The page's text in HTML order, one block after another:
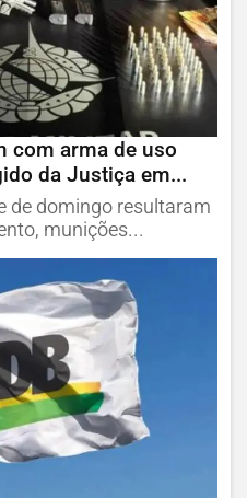
com arma de uso
da Justiça em...
de domingo resultaram
munições...